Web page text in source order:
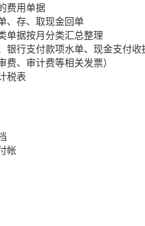
费用单据
、存、取现金回单
单据按月分类汇总整理
银行支付款项水单、现金支付收
、审计费等相关发票）
税表
帐